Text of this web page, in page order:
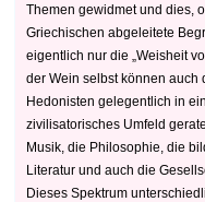
Themen gewidmet und dies,
Griechischen abgeleitete
eigentlich nur die „Weisheit
der Wein selbst können auch
Hedonisten gelegentlich in
zivilisatorisches Umfeld
Musik, die Philosophie, die
Literatur und auch die
Dieses Spektrum